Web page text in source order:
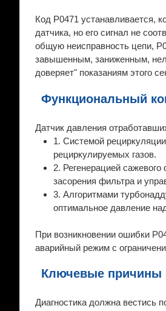
Код P0471 устанавливается,
датчика, но его сигнал не
общую неисправность цепи,
завышенным, заниженным,
доверяет" показаниям этого
Функциональный
Датчик давления
1. Системой
рециркулируемых газов.
2. Регенерацией
засорения фильтра и
3. Алгоритмами
оптимальное давление
При возникновении ошибки
аварийный режим с
Ключевые причины
Диагностика должна вестись